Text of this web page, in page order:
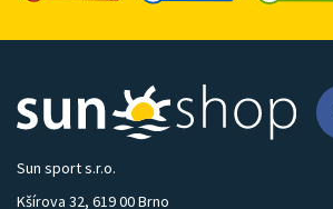
Sun sport s.r.o.
Kšírova 32, 619 00 Brno